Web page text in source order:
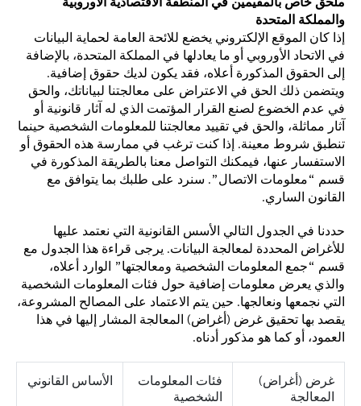
والمملكة المتحدة
إذا كان الموقع الإلكتروني يخضع للائحة العامة لحماية البيانات
في الاتحاد الأوروبي أو ما يعادلها في المملكة المتحدة، بالإضافة
إلى الحقوق المذكورة أعلاه، فقد يكون لديك حقوق إضافية.
ويتضمن ذلك الحق في الاعتراض على معالجتنا لبياناتك، والحق
في عدم الخضوع لصنع القرار المؤتمت الذي له آثار قانونية أو
آثار مماثلة، والحق في تقييد معالجتنا للمعلومات الشخصية حينما
تنطبق شروط معينة. إذا كنت ترغب في ممارسة هذه الحقوق أو
الاستفسار عنها، فيمكنك التواصل معنا بالطريقة المذكورة في
قسم “معلومات الاتصال”. سنرد على طلبك بما يتوافق مع
القانون الساري.
حددنا في الجدول التالي الأسس القانونية التي نعتمد عليها
للأغراض المحددة لمعالجة البيانات. يرجى قراءة هذا الجدول مع
قسم “جمع المعلومات الشخصية ومعالجتها” الوارد أعلاه،
والذي يعرض معلومات إضافية حول فئات المعلومات الشخصية
التي نجمعها ونعالجها. حين يتم الاعتماد على المصالح المشروعة،
يقصد بها تحقيق غرض (أغراض) المعالجة المشار إليها في هذا
العمود، أو كما هو مذكور أدناه.
غرض (أغراض)
المعالجة
فئات المعلومات
الشخصية
الأساس القانوني